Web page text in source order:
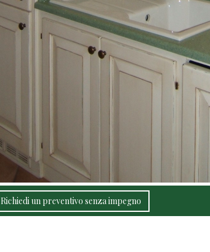
Richiedi un preventivo senza impegno